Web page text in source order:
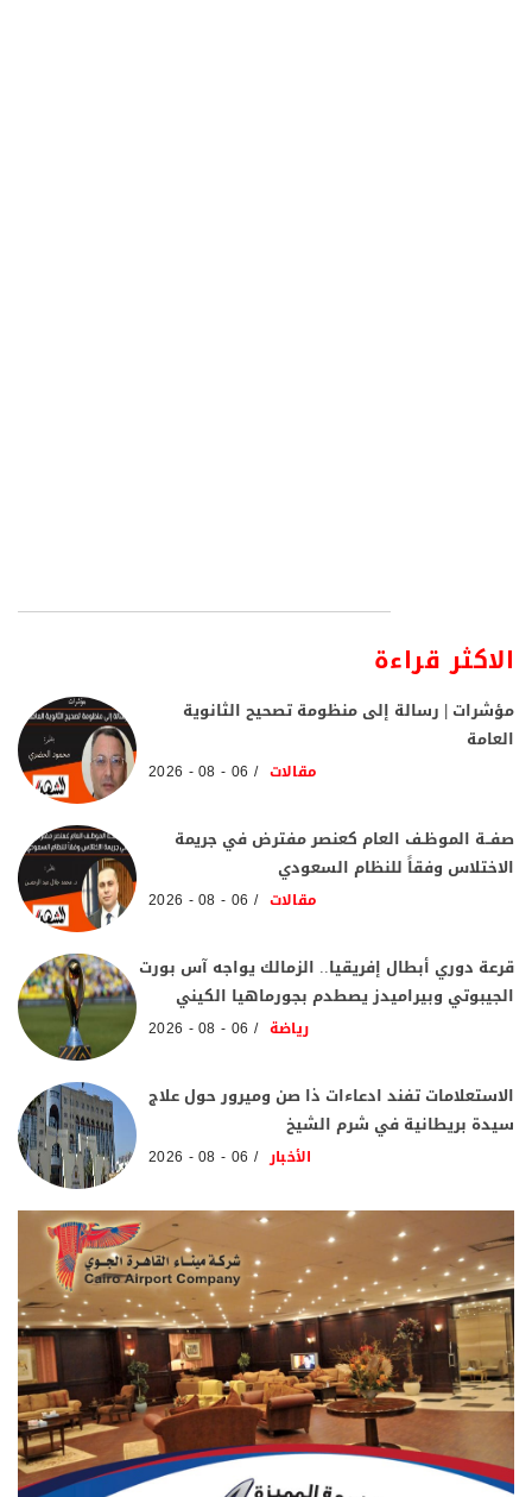
الاكثر قراءة
مؤشرات | رسالة إلى منظومة تصحيح الثانوية
العامة
مقالات 06 - 08 - 2026
صفــة الموظـف العام كعنصر مفترض في جريمة
الاختلاس وفقاً للنظام السعودي
مقالات 06 - 08 - 2026
قرعة دوري أبطال إفريقيا.. الزمالك يواجه آس بورت
الجيبوتي وبيراميدز يصطدم بجورماهيا الكيني
رياضة 06 - 08 - 2026
الاستعلامات تفند ادعاءات ذا صن وميرور حول علاج
سيدة بريطانية في شرم الشيخ
الأخبار 06 - 08 - 2026